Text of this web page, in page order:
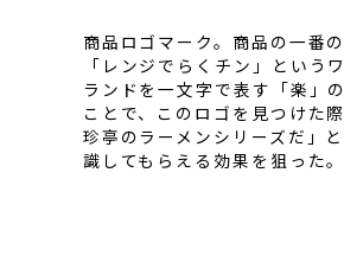
商品ロゴマーク。商品の一番
「レンジでらくチン」という
ランドを一文字で表す「楽」
ことで、このロゴを見つけた
珍亭のラーメンシリーズだ」
識してもらえる効果を狙った。